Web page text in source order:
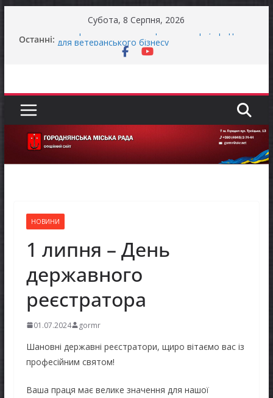
Субота, 8 Серпня, 2026
Останні: Як отримати компенсацію за товари, придбані
для ветеранського бізнесу
Захищай небо Чернігівщини!
Батьки майбутніх першокласників уже можуть
оформити «Пакунок школяра»
Останніми днями погода випробовує жителів
громади справжньою літньою спекою
НОВИНИ
1 липня – День
державного
реєстратора
01.07.2024 gormr
Шановні державні реєстратори, щиро вітаємо вас із
професійним святом!
Ваша праця має велике значення для нашої